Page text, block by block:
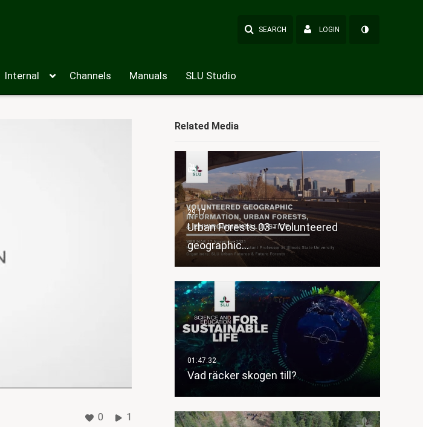
SEARCH LOGIN
Internal Channels Manuals SLU Studio
0 1
Related Media
Urban Forests 03 - Volunteered
geographic…
Vad räcker skogen till?